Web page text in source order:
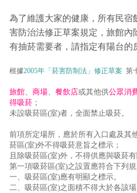
為了維護大家的健康，所有民
害防治法修正草案規定，旅館
有抽菸需要者，請指定有陽台的
根據2005年「菸害防制法」修正草案 第
旅館、 商場、 餐飲店或其他供公眾消
得吸菸 ；
未設吸菸區(室)者，全面禁止吸菸。
前項所定場所，應於所有入口處及其
菸區(室)外不得吸菸意旨之標示；
且除吸菸區(室)外，不得供應與吸菸有
第一項吸菸區(室)之設置應符合下列規
一、吸菸區(室)應有明顯之標示。
二、吸菸區(室)之面積不得大於各該